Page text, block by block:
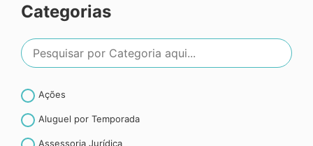
Categorias
Ações
Aluguel por Temporada
Assessoria Jurídica